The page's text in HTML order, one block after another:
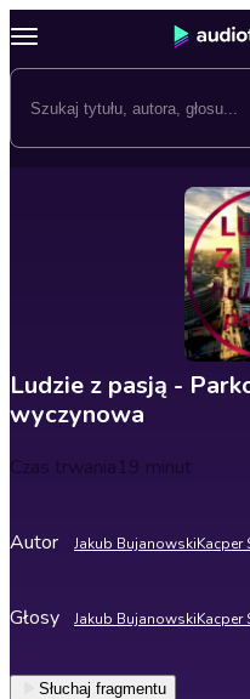
Ludzie z pasją -
wyczynowa
Czas trwania19 minut
Autor Jakub BujanowskiKacper
Głosy Jakub BujanowskiKacper
Słuchaj fragmentu